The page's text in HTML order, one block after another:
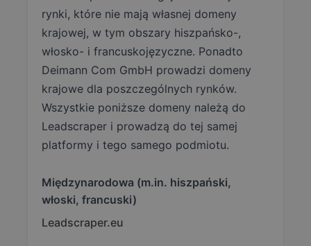
rynki, które nie mają własnej domeny
krajowej, w tym obszary hiszpańsko-,
włosko- i francuskojęzyczne. Ponadto
Deimann Com GmbH prowadzi domeny
krajowe dla poszczególnych rynków.
Wszystkie poniższe domeny należą do
Leadscraper i prowadzą do tej samej
platformy i tego samego podmiotu.
Międzynarodowa (m.in. hiszpański,
włoski, francuski)
Leadscraper.eu